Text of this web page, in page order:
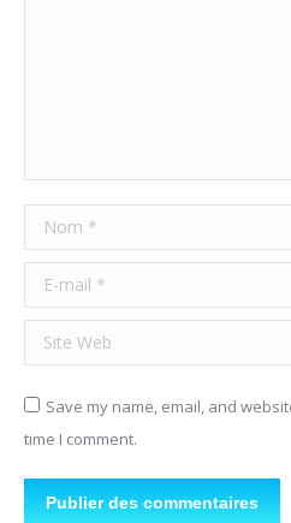
Nom *
E-mail *
Site Web
Save my name, email, and
time I comment.
Publier des commentaires